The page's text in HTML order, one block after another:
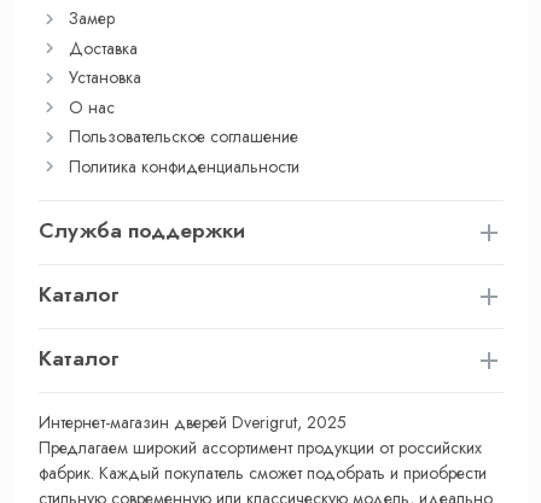
Замер
Доставка
Установка
О нас
Пользовательское соглашение
Политика конфиденциальности
Служба поддержки
Каталог
Каталог
Интернет-магазин дверей Dverigrut, 2025
Предлагаем широкий ассортимент продукции от российских
фабрик. Каждый покупатель сможет подобрать и приобрести